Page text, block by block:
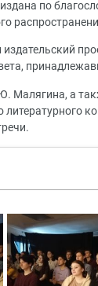
по
Малягина, а